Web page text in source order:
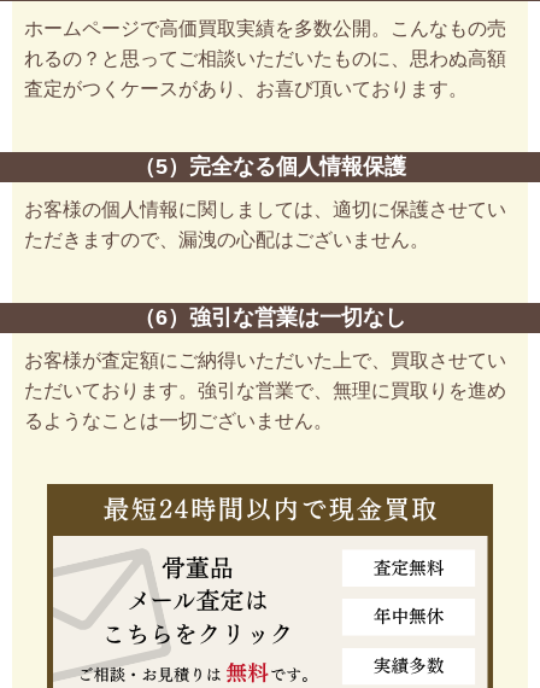
ホームページで高価買取実績を多数公開。こんなもの売
れるの？と思ってご相談いただいたものに、思わぬ高額
査定がつくケースがあり、お喜び頂いております。
（5）完全なる個人情報保護
お客様の個人情報に関しましては、適切に保護させてい
ただきますので、漏洩の心配はございません。
（6）強引な営業は一切なし
お客様が査定額にご納得いただいた上で、買取させてい
ただいております。強引な営業で、無理に買取りを進め
るようなことは一切ございません。